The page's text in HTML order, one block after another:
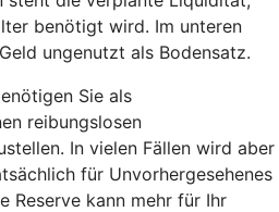
benötigt wird. Im unteren
ungenutzt als Bodensatz.
Sie als
reibungslosen
In vielen Fällen wird aber
für Unvorhergesehenes
Reserve kann mehr für Ihr